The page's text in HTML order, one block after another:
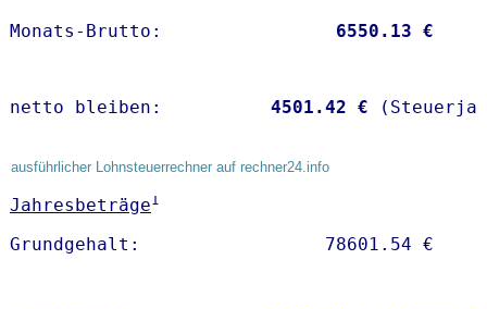
Monats-Brutto: 6550.13 €
netto bleiben: 4501.42 €
ausführlicher Lohnsteuerrechner auf rechner24.info
Jahresbeträge1